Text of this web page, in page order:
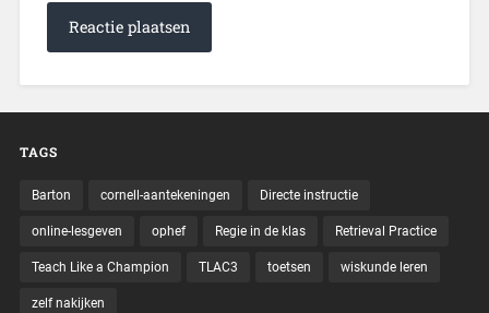
TAGS
Barton cornell-aantekeningen Directe instructie
online-lesgeven ophef Regie in de klas Retrieval Practice
Teach Like a Champion TLAC3 toetsen wiskunde leren
zelf nakijken